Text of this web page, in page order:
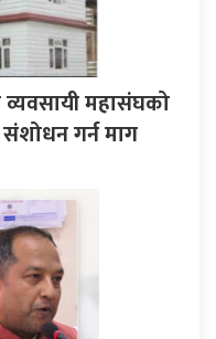
महासंघको
गर्न माग